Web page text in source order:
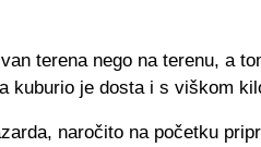
terena nego na terenu, a
kuburio je dosta i s viškom
naročito na početku